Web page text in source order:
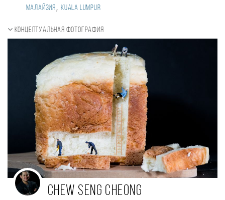
Малайзия , Kuala Lumpur
Концептуальная фотография
Chew Seng Cheong